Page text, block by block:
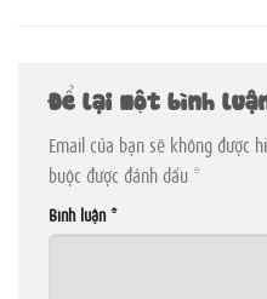
Để lại một bình
Email của bạn sẽ không được
buộc được đánh dấu *
Bình luận *